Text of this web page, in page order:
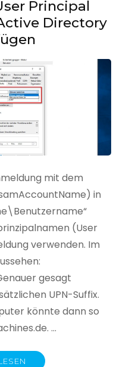
Principal
Directory
mit dem
in
(User
verwenden. Im
gesagt
UPN-Suffix.
könnte dann so
…